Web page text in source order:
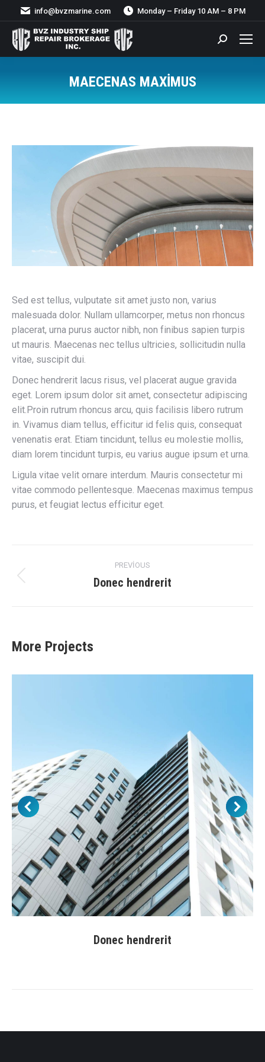
info@bvzmarine.com Monday – Friday 10 AM – 8 PM
Search:
MAECENAS MAXIMUS
Sed est tellus, vulputate sit amet justo non, varius
malesuada dolor. Nullam ullamcorper, metus non rhoncus
placerat, urna purus auctor nibh, non finibus sapien turpis
ut mauris. Maecenas nec tellus ultricies, sollicitudin nulla
vitae, suscipit dui.
Donec hendrerit lacus risus, vel placerat augue gravida
eget. Lorem ipsum dolor sit amet, consectetur adipiscing
elit.Proin rutrum rhoncus arcu, quis facilisis libero rutrum
in. Vivamus diam tellus, efficitur id felis quis, consequat
venenatis erat. Etiam tincidunt, tellus eu molestie mollis,
diam lorem tincidunt turpis, eu varius augue ipsum et urna.
Ligula vitae velit ornare interdum. Mauris consectetur mi
vitae commodo pellentesque. Maecenas maximus tempus
purus, et feugiat lectus efficitur eget.
navigation
PREVIOUS
Previous
Donec hendrerit
More Projects
Donec hendrerit